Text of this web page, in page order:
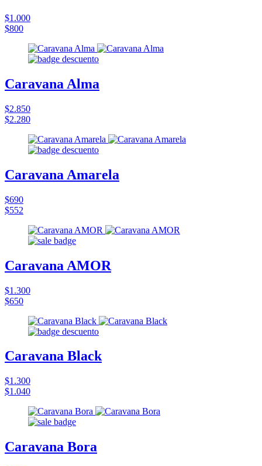
$1.000
$800
Caravana Alma
$2.850
$2.280
Caravana Amarela
$690
$552
Caravana AMOR
$1.300
$650
Caravana Black
$1.300
$1.040
Caravana Bora